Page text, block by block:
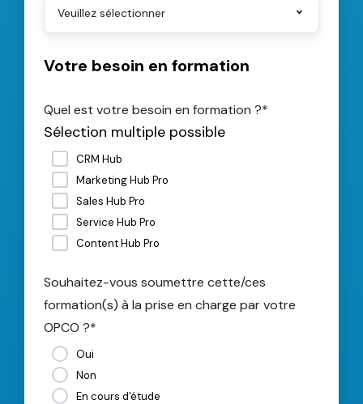
Votre besoin en formation
Quel est votre besoin en formation ?*
Sélection multiple possible
CRM Hub
Marketing Hub Pro
Sales Hub Pro
Service Hub Pro
Content Hub Pro
Souhaitez-vous soumettre cette/ces
formation(s) à la prise en charge par votre
OPCO ?*
Oui
Non
En cours d'étude